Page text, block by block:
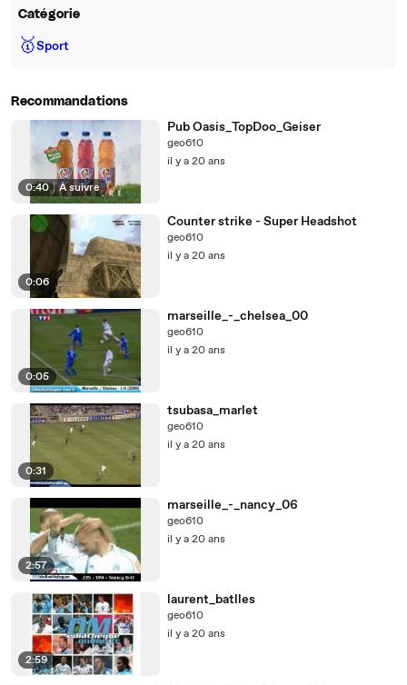
Catégorie
🥇Sport
Recommandations
0:40 | À suivre
Pub Oasis_TopDoo_Geiser
geo610
il y a 20 ans
0:06
Counter strike - Super Headshot
geo610
il y a 20 ans
0:05
marseille_-_chelsea_00
geo610
il y a 20 ans
0:31
tsubasa_marlet
geo610
il y a 20 ans
2:57
marseille_-_nancy_06
geo610
il y a 20 ans
2:59
laurent_batlles
geo610
il y a 20 ans